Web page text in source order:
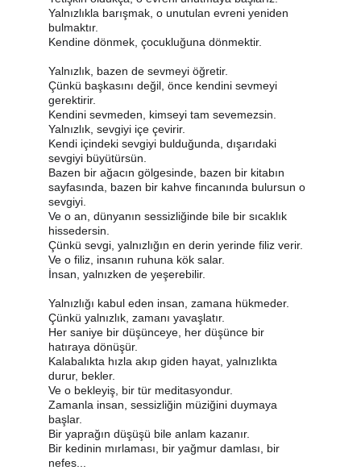
Yalnızlıkla barışmak, o unutulan evreni yeniden
bulmaktır.
Kendine dönmek, çocukluğuna dönmektir.
Yalnızlık, bazen de sevmeyi öğretir.
Çünkü başkasını değil, önce kendini sevmeyi
gerektirir.
Kendini sevmeden, kimseyi tam sevemezsin.
Yalnızlık, sevgiyi içe çevirir.
Kendi içindeki sevgiyi bulduğunda, dışarıdaki
sevgiyi büyütürsün.
Bazen bir ağacın gölgesinde, bazen bir kitabın
sayfasında, bazen bir kahve fincanında bulursun o
sevgiyi.
Ve o an, dünyanın sessizliğinde bile bir sıcaklık
hissedersin.
Çünkü sevgi, yalnızlığın en derin yerinde filiz verir.
Ve o filiz, insanın ruhuna kök salar.
İnsan, yalnızken de yeşerebilir.
Yalnızlığı kabul eden insan, zamana hükmeder.
Çünkü yalnızlık, zamanı yavaşlatır.
Her saniye bir düşünceye, her düşünce bir
hatıraya dönüşür.
Kalabalıkta hızla akıp giden hayat, yalnızlıkta
durur, bekler.
Ve o bekleyiş, bir tür meditasyondur.
Zamanla insan, sessizliğin müziğini duymaya
başlar.
Bir yaprağın düşüşü bile anlam kazanır.
Bir kedinin mırlaması, bir yağmur damlası, bir
nefes...